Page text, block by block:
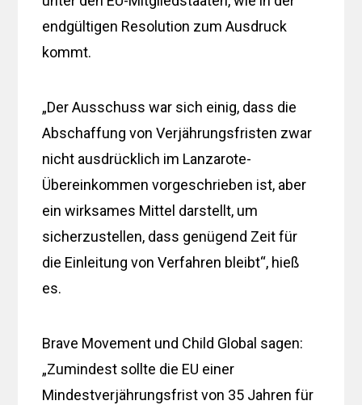
endgültigen Resolution zum Ausdruck
kommt.
„Der Ausschuss war sich einig, dass die
Abschaffung von Verjährungsfristen zwar
nicht ausdrücklich im Lanzarote-
Übereinkommen vorgeschrieben ist, aber
ein wirksames Mittel darstellt, um
sicherzustellen, dass genügend Zeit für
die Einleitung von Verfahren bleibt“, hieß
es.
Brave Movement und Child Global sagen:
„Zumindest sollte die EU einer
Mindestverjährungsfrist von 35 Jahren für